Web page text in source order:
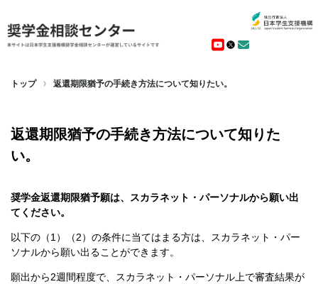
トップ 返還期限猶予の手続き方法について知りたい。
返還期限猶予の手続き方法について知りた
い。
奨学金返還期限猶予願は、スカラネット・パーソナルから願い出
てください。
以下の（1）（2）の条件に当てはまる方は、スカラネット・パー
ソナルから願い出ることができます。
願出から2週間程度で、スカラネット・パーソナル上で審査結果が